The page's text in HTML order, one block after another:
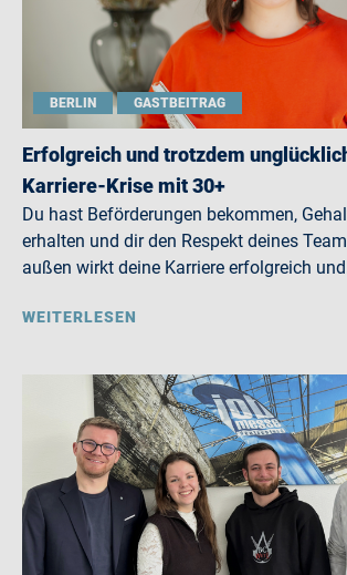
BERLIN GASTBEITRAG
Erfolgreich und trotzdem
Karriere-Krise mit 30+
Du hast Beförderungen bekommen,
erhalten und dir den Respekt deines
außen wirkt deine Karriere erfolgreich
WEITERLESEN